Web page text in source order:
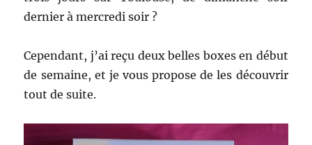
dernier à mercredi soir ?
Cependant, j’ai reçu deux belles boxes en début
de semaine, et je vous propose de les découvrir
tout de suite.